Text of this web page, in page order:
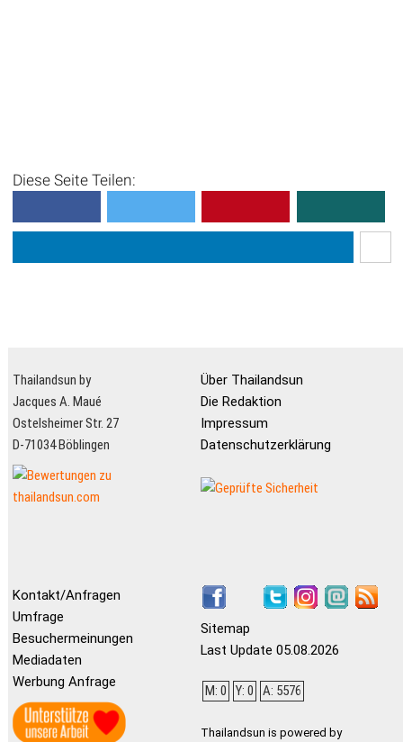
Diese Seite Teilen:
Thailandsun by
Jacques A. Maué
Ostelsheimer Str. 27
D-71034 Böblingen
Über Thailandsun
Die Redaktion
Impressum
Datenschutzerklärung
Kontakt/Anfragen
Umfrage
Besuchermeinungen
Mediadaten
Werbung Anfrage
Sitemap
Last Update 05.08.2026
M: 0 Y: 0 A: 5576
Thailandsun is powered by